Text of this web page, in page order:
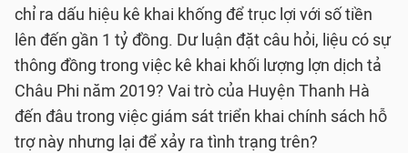
chỉ ra dấu hiệu kê khai khống để trục lợi với số tiền
lên đến gần 1 tỷ đồng. Dư luận đặt câu hỏi, liệu có sự
thông đồng trong việc kê khai khối lượng lợn dịch tả
Châu Phi năm 2019? Vai trò của Huyện Thanh Hà
đến đâu trong việc giám sát triển khai chính sách hỗ
trợ này nhưng lại để xảy ra tình trạng trên?